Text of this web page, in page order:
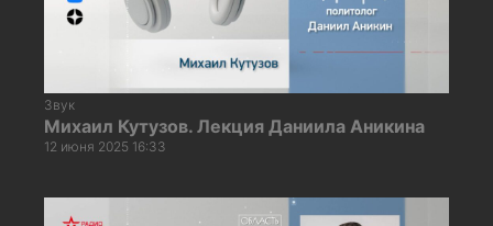
Звук
Михаил Кутузов. Лекция Даниила Аникина
12 июня 2025 16:33